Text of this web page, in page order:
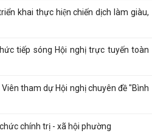
tiếp sóng Hội nghị trực tuyến toàn
tham dự Hội nghị chuyên đề "Bình
chính trị - xã hội phường
viên tham dự Hội nghị triển khai và